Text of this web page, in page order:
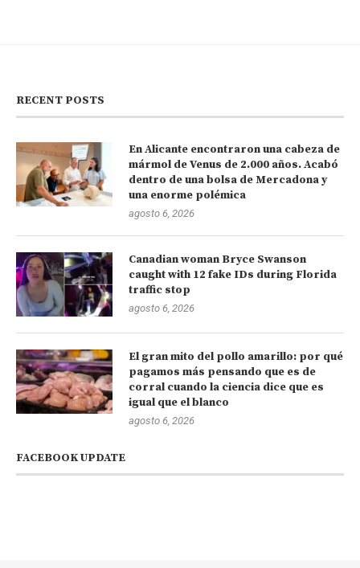
RECENT POSTS
En Alicante encontraron una cabeza de
mármol de Venus de 2.000 años. Acabó
dentro de una bolsa de Mercadona y
una enorme polémica
agosto 6, 2026
Canadian woman Bryce Swanson
caught with 12 fake IDs during Florida
traffic stop
agosto 6, 2026
El gran mito del pollo amarillo: por qué
pagamos más pensando que es de
corral cuando la ciencia dice que es
igual que el blanco
agosto 6, 2026
FACEBOOK UPDATE